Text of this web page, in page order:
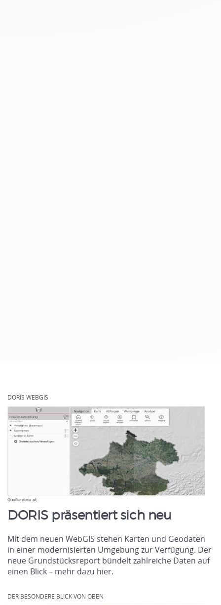
Homepage
DORIS WEBGIS
Quelle: doris.at
DORIS präsentiert sich neu
Mit dem neuen WebGIS stehen Karten und Geodaten
in einer modernisierten Umgebung zur Verfügung. Der
neue Grundstücksreport bündelt zahlreiche Daten auf
einen Blick – mehr dazu hier.
DER BESONDERE BLICK VON OBEN